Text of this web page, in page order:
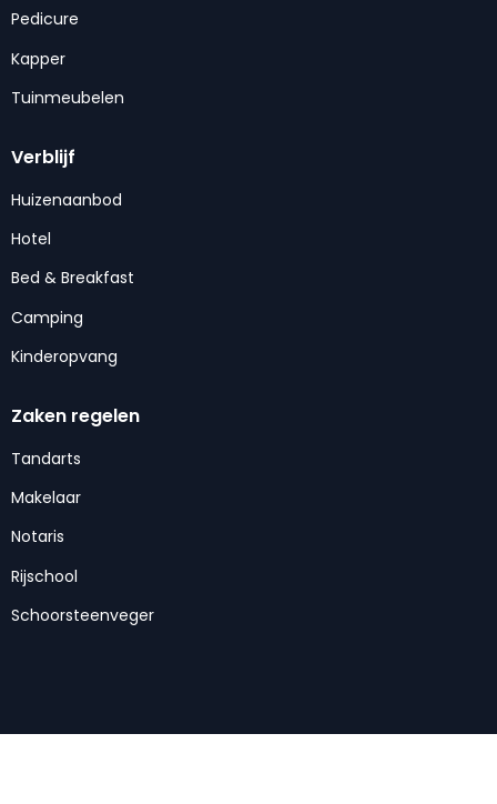
Pedicure
Kapper
Tuinmeubelen
Verblijf
Huizenaanbod
Hotel
Bed & Breakfast
Camping
Kinderopvang
Zaken regelen
Tandarts
Makelaar
Notaris
Rijschool
Schoorsteenveger